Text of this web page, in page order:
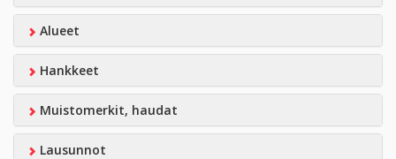
Alueet
Hankkeet
Muistomerkit, haudat
Lausunnot